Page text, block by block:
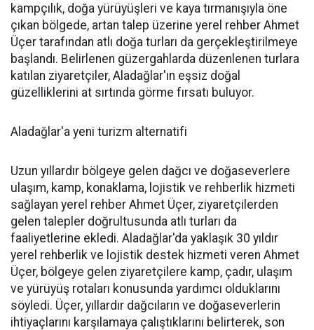
kampçılık, doğa yürüyüşleri ve kaya tırmanışıyla öne
çıkan bölgede, artan talep üzerine yerel rehber Ahmet
Üçer tarafından atlı doğa turları da gerçekleştirilmeye
başlandı. Belirlenen güzergahlarda düzenlenen turlara
katılan ziyaretçiler, Aladağlar'ın eşsiz doğal
güzelliklerini at sırtında görme fırsatı buluyor.
Aladağlar'a yeni turizm alternatifi
Uzun yıllardır bölgeye gelen dağcı ve doğaseverlere
ulaşım, kamp, konaklama, lojistik ve rehberlik hizmeti
sağlayan yerel rehber Ahmet Üçer, ziyaretçilerden
gelen talepler doğrultusunda atlı turları da
faaliyetlerine ekledi. Aladağlar'da yaklaşık 30 yıldır
yerel rehberlik ve lojistik destek hizmeti veren Ahmet
Üçer, bölgeye gelen ziyaretçilere kamp, çadır, ulaşım
ve yürüyüş rotaları konusunda yardımcı olduklarını
söyledi. Üçer, yıllardır dağcıların ve doğaseverlerin
ihtiyaçlarını karşılamaya çalıştıklarını belirterek, son